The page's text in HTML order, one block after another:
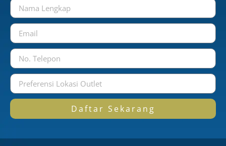
Daftar Sekarang